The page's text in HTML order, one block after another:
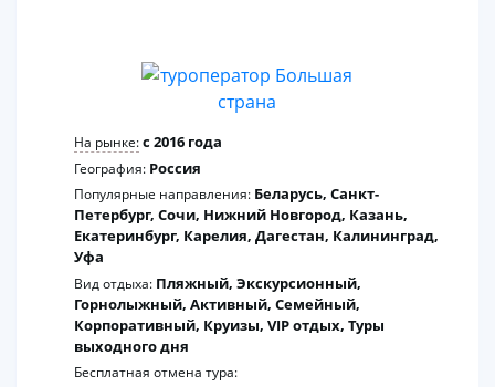
На рынке:c 2016 года
География: Россия
Популярные направления: Беларусь, Санкт-
Петербург, Сочи, Нижний Новгород, Казань,
Екатеринбург, Карелия, Дагестан, Калининград,
Уфа
Вид отдыха: Пляжный, Экскурсионный,
Горнолыжный, Активный, Семейный,
Корпоративный, Круизы, VIP отдых, Туры
выходного дня
Бесплатная отмена тура: